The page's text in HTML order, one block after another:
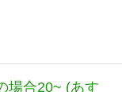
場合20~ (あす